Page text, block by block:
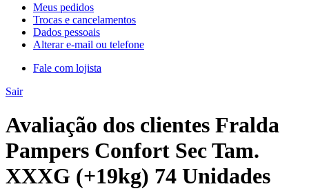
Meus pedidos
Trocas e cancelamentos
Dados pessoais
Alterar e-mail ou telefone
Fale com lojista
Sair
Avaliação dos clientes Fralda
Pampers Confort Sec Tam.
XXXG (+19kg) 74 Unidades